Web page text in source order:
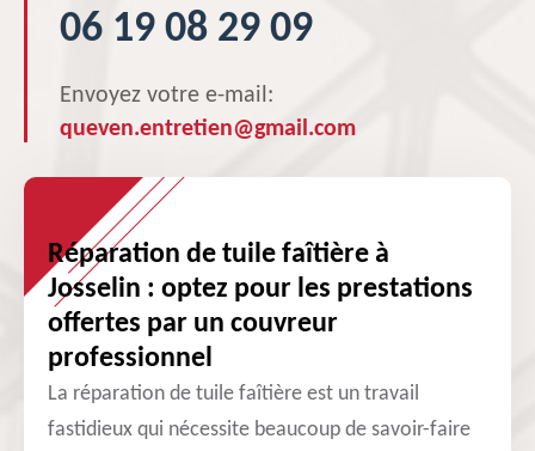
06 19 08 29 09
Envoyez votre e-mail:
queven.entretien@gmail.com
Réparation de tuile faîtière à
Josselin : optez pour les prestations
offertes par un couvreur
professionnel
La réparation de tuile faîtière est un travail
fastidieux qui nécessite beaucoup de savoir-faire